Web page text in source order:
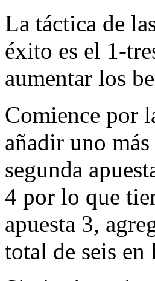
La táctica de
éxito es el 1-
aumentar los
Comience por
añadir uno
segunda
4 por lo que
apuesta 3,
total de seis en